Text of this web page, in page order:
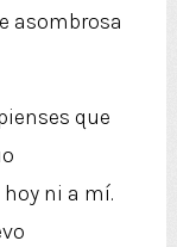
asombrosa
que
ni a mí.